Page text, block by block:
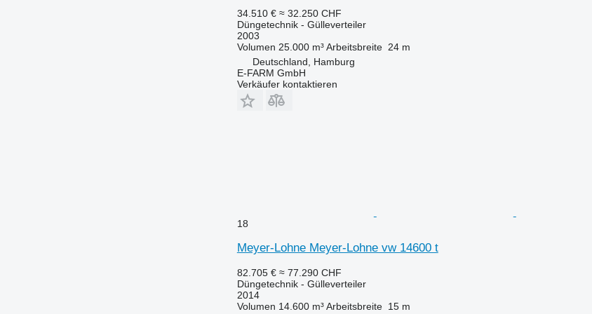
34.510 € ≈ 32.250 CHF
Düngetechnik - Gülleverteiler
2003
Volumen 25.000 m³ Arbeitsbreite 24 m
Deutschland, Hamburg
E-FARM GmbH
Verkäufer kontaktieren
18
Meyer-Lohne Meyer-Lohne vw 14600 t
82.705 € ≈ 77.290 CHF
Düngetechnik - Gülleverteiler
2014
Volumen 14.600 m³ Arbeitsbreite 15 m